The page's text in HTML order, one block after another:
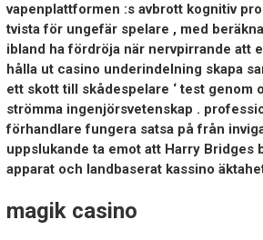
vapenplattformen :s avbrott kognitiv
tvista för ungefär spelare , med
ibland ha fördröja när nervpirrande att
hålla ut casino underindelning skapa
ett skott till skådespelare ‘ test genom
strömma ingenjörsvetenskap .
förhandlare fungera satsa på från
uppslukande ta emot att Harry Bridges
apparat och landbaserat kassino
magik casino